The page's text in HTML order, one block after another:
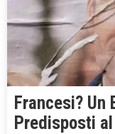
Francesi?
Predisposti